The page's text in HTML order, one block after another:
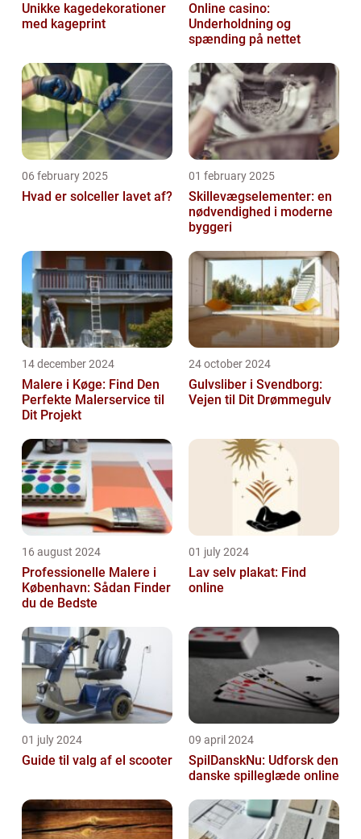
Unikke kagedekorationer
med kageprint
Online casino:
Underholdning og
spænding på nettet
06 february 2025
Hvad er solceller lavet af?
01 february 2025
Skillevægselementer: en
nødvendighed i moderne
byggeri
14 december 2024
Malere i Køge: Find Den
Perfekte Malerservice til
Dit Projekt
24 october 2024
Gulvsliber i Svendborg:
Vejen til Dit Drømmegulv
16 august 2024
Professionelle Malere i
København: Sådan Finder
du de Bedste
01 july 2024
Lav selv plakat: Find
online
01 july 2024
Guide til valg af el scooter
09 april 2024
SpilDanskNu: Udforsk den
danske spilleglæde online